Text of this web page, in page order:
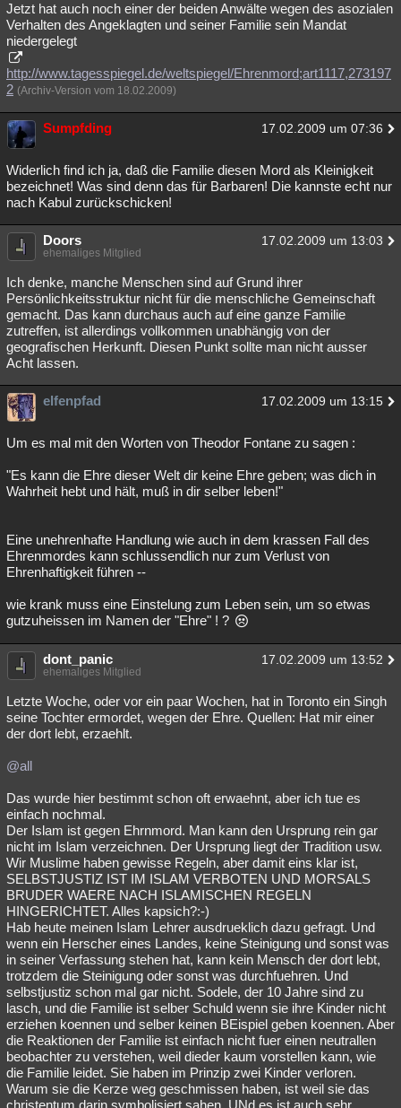
Jetzt hat auch noch einer der beiden Anwälte wegen des asozialen
Verhalten des Angeklagten und seiner Familie sein Mandat
niedergelegt
http://www.tagesspiegel.de/weltspiegel/Ehrenmord;art1117,273197
2 (Archiv-Version vom 18.02.2009)
Sumpfding 17.02.2009 um 07:36
Widerlich find ich ja, daß die Familie diesen Mord als Kleinigkeit
bezeichnet! Was sind denn das für Barbaren! Die kannste echt nur
nach Kabul zurückschicken!
Doors 17.02.2009 um 13:03
ehemaliges Mitglied
Ich denke, manche Menschen sind auf Grund ihrer
Persönlichkeitsstruktur nicht für die menschliche Gemeinschaft
gemacht. Das kann durchaus auch auf eine ganze Familie
zutreffen, ist allerdings vollkommen unabhängig von der
geografischen Herkunft. Diesen Punkt sollte man nicht ausser
Acht lassen.
elfenpfad 17.02.2009 um 13:15
Um es mal mit den Worten von Theodor Fontane zu sagen :
"Es kann die Ehre dieser Welt dir keine Ehre geben; was dich in
Wahrheit hebt und hält, muß in dir selber leben!"
Eine unehrenhafte Handlung wie auch in dem krassen Fall des
Ehrenmordes kann schlussendlich nur zum Verlust von
Ehrenhaftigkeit führen --
wie krank muss eine Einstelung zum Leben sein, um so etwas
gutzuheissen im Namen der "Ehre" ! ?
dont_panic 17.02.2009 um 13:52
ehemaliges Mitglied
Letzte Woche, oder vor ein paar Wochen, hat in Toronto ein Singh
seine Tochter ermordet, wegen der Ehre. Quellen: Hat mir einer
der dort lebt, erzaehlt.
@all
Das wurde hier bestimmt schon oft erwaehnt, aber ich tue es
einfach nochmal.
Der Islam ist gegen Ehrnmord. Man kann den Ursprung rein gar
nicht im Islam verzeichnen. Der Ursprung liegt der Tradition usw.
Wir Muslime haben gewisse Regeln, aber damit eins klar ist,
SELBSTJUSTIZ IST IM ISLAM VERBOTEN UND MORSALS
BRUDER WAERE NACH ISLAMISCHEN REGELN
HINGERICHTET. Alles kapsich?:-)
Hab heute meinen Islam Lehrer ausdrueklich dazu gefragt. Und
wenn ein Herscher eines Landes, keine Steinigung und sonst was
in seiner Verfassung stehen hat, kann kein Mensch der dort lebt,
trotzdem die Steinigung oder sonst was durchfuehren. Und
selbstjustiz schon mal gar nicht. Sodele, der 10 Jahre sind zu
lasch, und die Familie ist selber Schuld wenn sie ihre Kinder nicht
erziehen koennen und selber keinen BEispiel geben koennen. Aber
die Reaktionen der Familie ist einfach nicht fuer einen neutrallen
beobachter zu verstehen, weil dieder kaum vorstellen kann, wie
die Familie leidet. Sie haben im Prinzip zwei Kinder verloren.
Warum sie die Kerze weg geschmissen haben, ist weil sie das
christentum darin symbolisiert sahen. UNd es ist auch sehr